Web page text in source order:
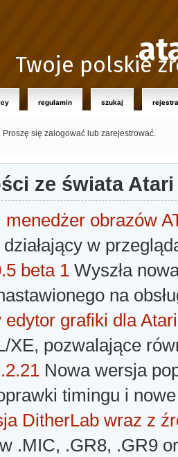
Twoje polskie
regulamin szukaj
Proszę się zalogować lub zarejestrować.
ze świata Atari
menedżer obrazów
w
beta 1 Wyszła
na
edytor grafiki dla Atari
XE, pozwalające
Nowa wersja
timingu i
DitherLab wraz z
.MIC, .GR8, .GR9